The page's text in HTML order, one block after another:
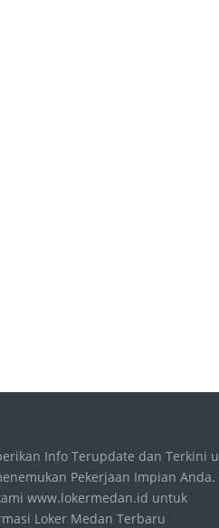
Info Terupdate dan Terkini
Pekerjaan Impian Anda.
www.lokermedan.id untuk
Loker Medan Terbaru